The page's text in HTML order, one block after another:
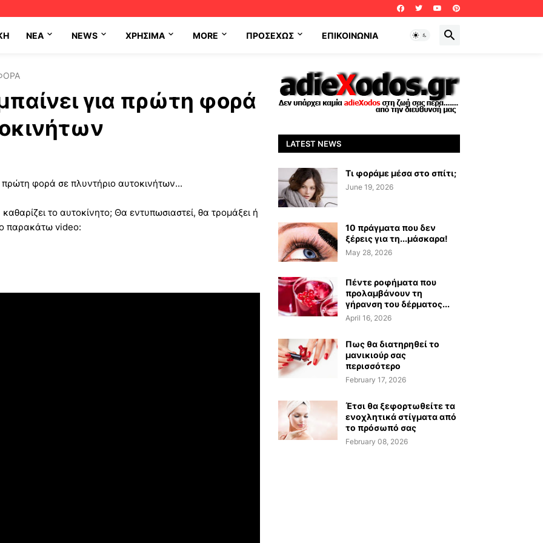
NEA NEWS ΧΡΉΣΙΜΑ MORE ΠΡΟΣΕΧΩΣ ΕΠΙΚΟΙΝΩΝΊΑ
για πρώτη φορά
πρώτη φορά σε πλυντήριο αυτοκινήτων...
το αυτοκίνητο; Θα εντυπωσιαστεί, θα τρομάξει ή
παρακάτω video:
LATEST NEWS
Τι φοράμε μέσα στο σπίτι;
June 19, 2026
10 πράγματα που δεν
ξέρεις για τη...μάσκαρα!
May 28, 2026
Πέντε ροφήματα που
προλαμβάνουν τη
γήρανση του δέρματος...
April 16, 2026
Πως θα διατηρηθεί το
μανικιούρ σας
περισσότερο
February 17, 2026
Έτσι θα ξεφορτωθείτε τα
ενοχλητικά στίγματα από
το πρόσωπό σας
February 08, 2026